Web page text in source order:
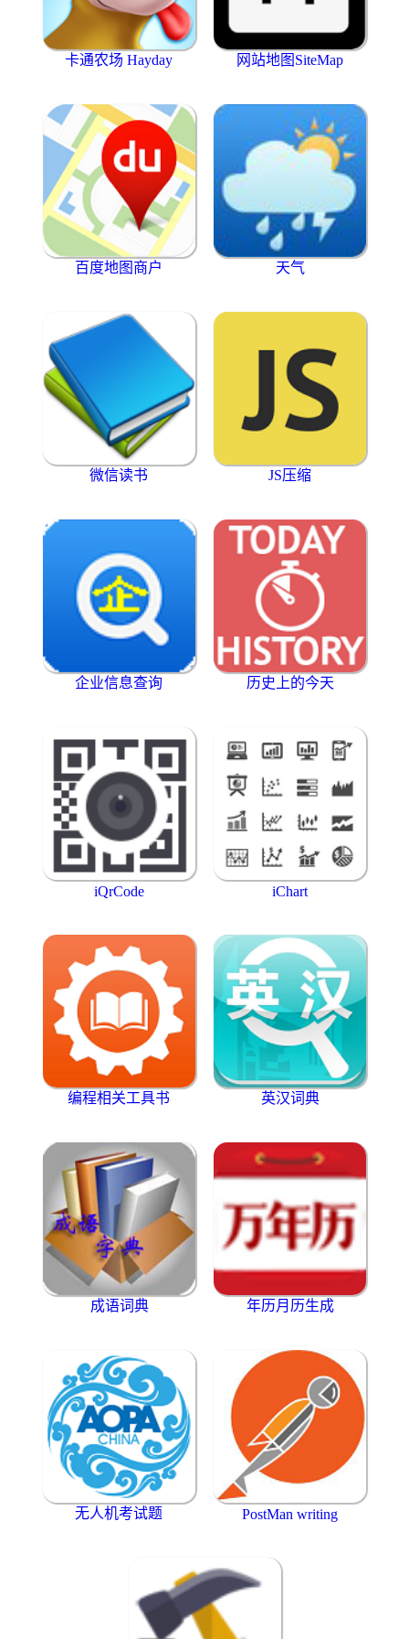
卡通农场 Hayday 网站地图SiteMap
百度地图商户 天气
微信读书 JS压缩
企业信息查询 历史上的今天
iQrCode iChart
编程相关工具书 英汉词典
成语词典 年历月历生成
无人机考试题 PostMan writing